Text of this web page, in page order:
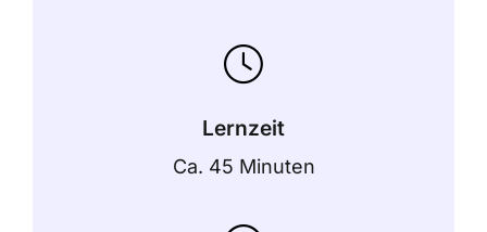
Lernzeit
Ca. 45 Minuten